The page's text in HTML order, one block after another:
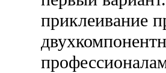
приклеивание